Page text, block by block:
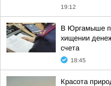
19:12
В Юргамыше
хищении
счета
18:45
Красота